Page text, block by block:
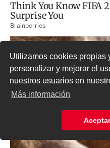
Utilizamos cookies propias
personalizar y mejorar el
nuestros usuarios en
Más información
Aceptar